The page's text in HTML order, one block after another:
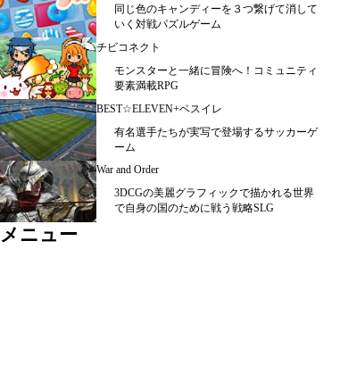
同じ色のキャンディーを３つ繋げて消して
いく対戦パズルゲーム
チビコネクト
モンスターと一緒に冒険へ！コミュニティ
要素満載RPG
BEST☆ELEVEN+ベスイレ
有名選手たちが実写で登場するサッカーゲ
ーム
War and Order
3DCGの美麗グラフィックで描かれる世界
で自身の国のために戦う戦略SLG
メニュー